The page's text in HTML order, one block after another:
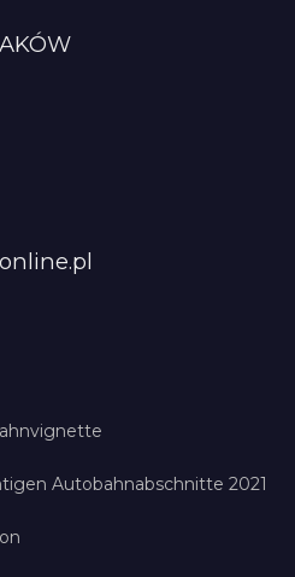
Autobahnabschnitte 2021